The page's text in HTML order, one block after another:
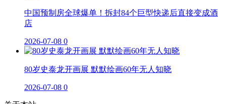
中国预制房全球爆单！拆封84个巨型快递后直接变成酒
店
2026-07-08 0
80岁史泰龙开画展 默默绘画60年无人知晓
2026-07-08 0